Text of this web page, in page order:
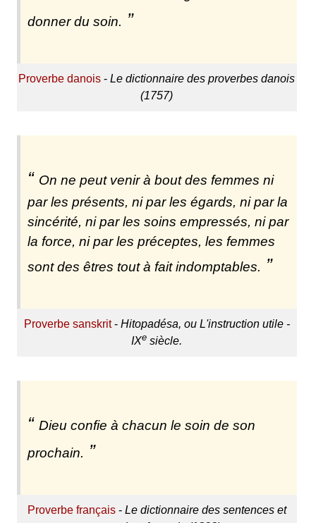
donner du soin.
Proverbe danois -Le dictionnaire des proverbes danois
(1757)
On ne peut venir à bout des femmes ni
par les présents, ni par les égards, ni par la
sincérité, ni par les soins empressés, ni par
la force, ni par les préceptes, les femmes
sont des êtres tout à fait indomptables.
Proverbe sanskrit- Hitopadésa, ou L'instruction utile -
IXe siècle.
Dieu confie à chacun le soin de son
prochain.
Proverbe français- Le dictionnaire des sentences et